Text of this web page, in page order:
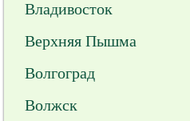
Владивосток
Верхняя Пышма
Волгоград
Волжск